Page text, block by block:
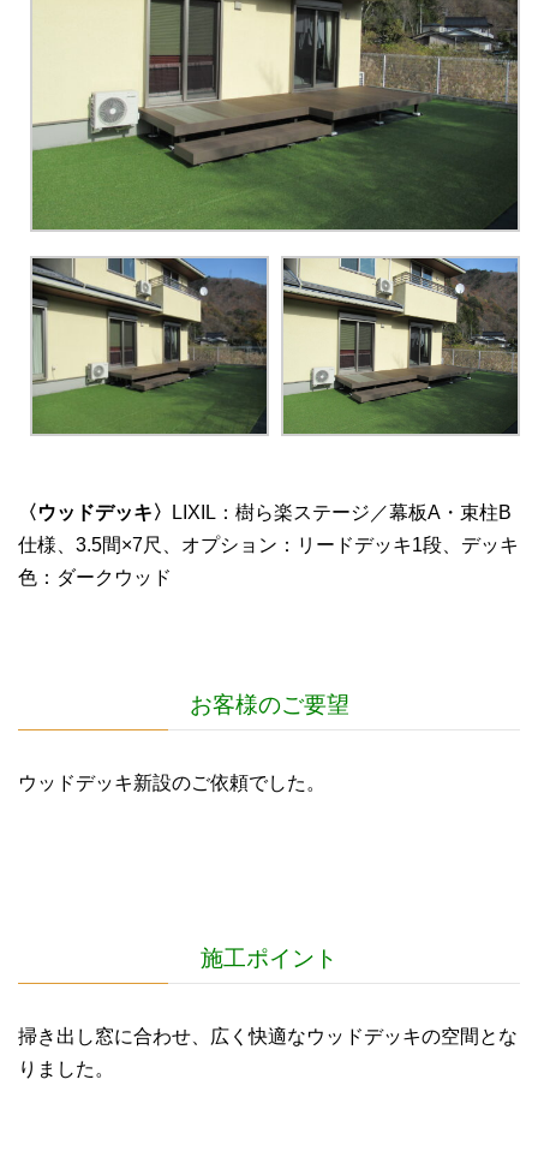
〈ウッドデッキ〉
LIXIL：樹ら楽ステージ／幕板A・束柱B
仕様、3.5間×7尺、オプション：リードデッキ1段、デッキ
色：ダークウッド
お客様のご要望
ウッドデッキ新設のご依頼でした。
施工ポイント
掃き出し窓に合わせ、広く快適なウッドデッキの空間とな
りました。